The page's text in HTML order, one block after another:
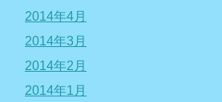
2014年4月
2014年3月
2014年2月
2014年1月